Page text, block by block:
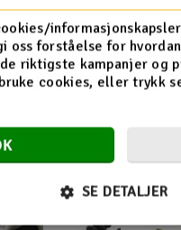
så
oss forståelse for
riktigste kampanjer og
cookies, eller trykk
SE DETALJER